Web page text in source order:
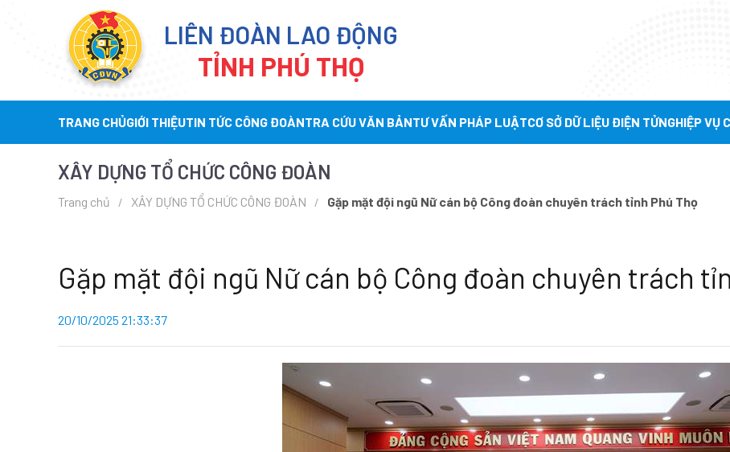
LIÊN ĐOÀN LAO ĐỘNG
TỈNH PHÚ THỌ
TRANG CHỦGIỚI THIỆUTIN TỨC CÔNG ĐOÀNTRA CỨU VĂN BẢNTƯ VẤN PHÁP LUẬTCƠ SỞ DỮ LIỆU ĐIỆN TỬNGHIỆP VỤ
XÂY DỰNG TỔ CHỨC CÔNG ĐOÀN
Trang chủ XÂY DỰNG TỔ CHỨC CÔNG ĐOÀN Gặp mặt đội ngũ Nữ cán bộ Công đoàn chuyên trách tỉnh Phú Thọ
Gặp mặt đội ngũ Nữ cán bộ Công đoàn chuyên trách
20/10/2025 21:33:37